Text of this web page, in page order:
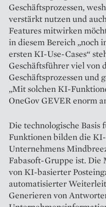
Geschäftsprozessen,
verstärkt nutzen und
Features mitwirken
in diesem Bereich „noch
ersten KI-Use-Cases“
Geschäftsführer viel von
Geschäftsprozessen und
„Mit solchen KI-
OneGov GEVER enorm
Die technologische
Funktionen ­bilden die
Unternehmens
Fabasoft-Gruppe ist.
von KI-­basierter
automatisierter
Generieren von